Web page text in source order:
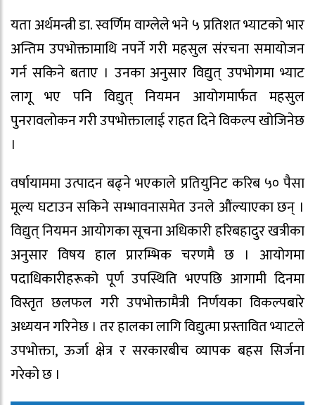
यता अर्थमन्त्री डा. स्वर्णिम वाग्लेले भने ५ प्रतिशत भ्याटको भार
अन्तिम उपभोक्तामाथि नपर्ने गरी महसुल संरचना समायोजन
गर्न सकिने बताए । उनका अनुसार विद्युत् उपभोगमा भ्याट
लागू भए पनि विद्युत् नियमन आयोगमार्फत महसुल
पुनरावलोकन गरी उपभोक्तालाई राहत दिने विकल्प खोजिनेछ
।
वर्षायाममा उत्पादन बढ्ने भएकाले प्रतियुनिट करिब ५० पैसा
मूल्य घटाउन सकिने सम्भावनासमेत उनले औंल्याएका छन् ।
विद्युत् नियमन आयोगका सूचना अधिकारी हरिबहादुर खत्रीका
अनुसार विषय हाल प्रारम्भिक चरणमै छ । आयोगमा
पदाधिकारीहरूको पूर्ण उपस्थिति भएपछि आगामी दिनमा
विस्तृत छलफल गरी उपभोक्तामैत्री निर्णयका विकल्पबारे
अध्ययन गरिनेछ । तर हालका लागि विद्युत्मा प्रस्तावित भ्याटले
उपभोक्ता, ऊर्जा क्षेत्र र सरकारबीच व्यापक बहस सिर्जना
गरेको छ ।